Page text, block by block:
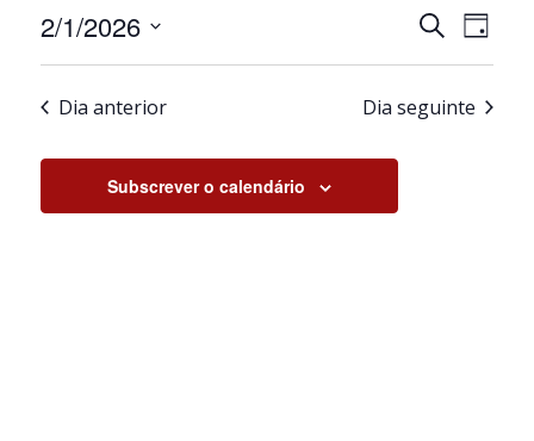
de
pesquisa
e
Pesquisar
de
de
Dia
2/1/2026
Selecione
data.
Dia anterior Dia seguinte
Subscrever o calendário